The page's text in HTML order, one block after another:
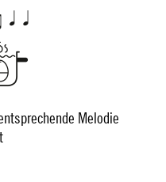
Melodie